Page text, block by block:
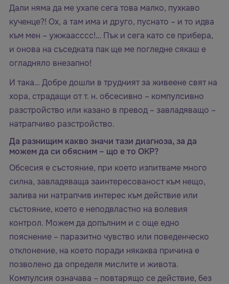
Дали няма да ме ухапе сега това малко, пухкаво
кученце?! Ох, а там има и друго, пуснато – и то идва
към мен – ужжаасссс!… Пък и сега като се прибера,
и онова на съседката пак ще ме погледне сякаш е
огладняло внезапно!
И така… Добре дошли в трудният за живеене свят на
хора, страдащи от т. н. обсесивно – компулсивно
разстройство или казано в превод – завладяващо –
натрапчиво разстройство.
Да разнищим какво значи тази диагноза, за да
можем да си обясним – що е то ОКР?
Обсесия е състояние, при което изпитваме много
силна, завладяваща заинтересованост към нещо,
залива ни натрапчив интерес към действие или
състояние, което е неподвластно на волевия
контрол. Можем да допълним и с още едно
пояснение – паразитно чувство или поведенческо
отклонение, на което поради някаква причина е
позволено да определя мислите и живота.
Компулсия означава – повтарящо се действие, без